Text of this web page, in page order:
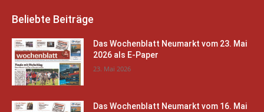
Beliebte Beiträge
Das Wochenblatt Neumarkt vom 23. Mai
2026 als E-Paper
23. Mai 2026
Das Wochenblatt Neumarkt vom 16. Mai